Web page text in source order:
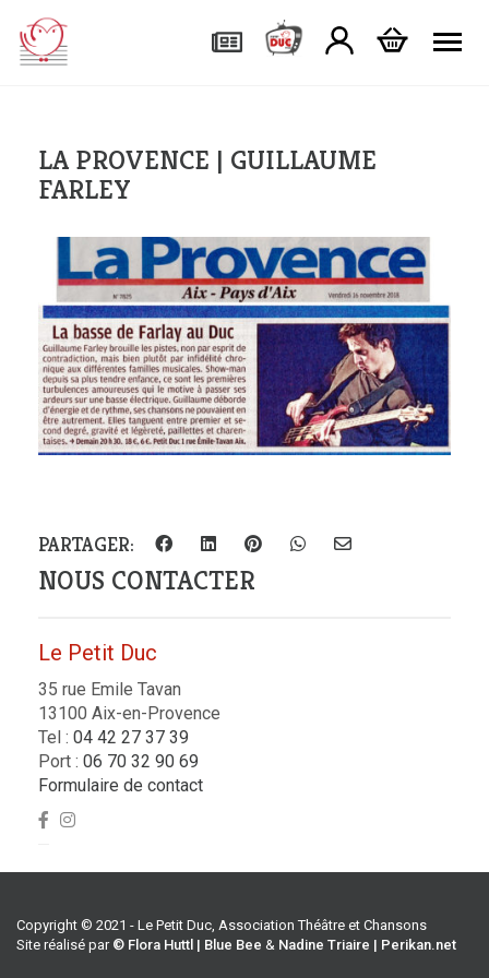
LA PROVENCE | GUILLAUME
FARLEY
PARTAGER:
NOUS CONTACTER
Le Petit Duc
35 rue Emile Tavan
13100 Aix-en-Provence
Tel : 04 42 27 37 39
Port : 06 70 32 90 69
Formulaire de contact
Copyright © 2021 - Le Petit Duc, Association Théâtre et Chansons
Site réalisé par © Flora Huttl | Blue Bee & Nadine Triaire | Perikan.net